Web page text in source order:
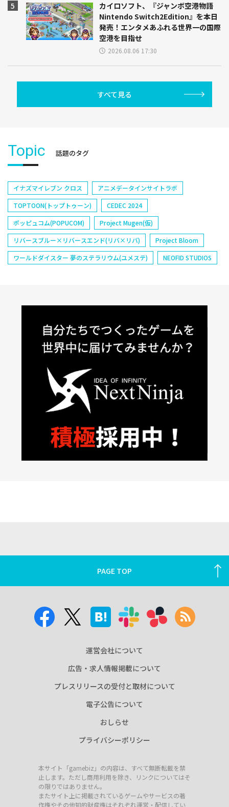
カイロソフト、『ジャンボ空港物語
Nintendo Switch2Edition』を本日
発売！エンタメあふれる世界一の国際
空港を目指せ
2026.08.06 17:30
すべて見る
Topic 話題のタグ
イナズマイレブン クロス
アニメデータインサイトラボ
TOPTOON(トップトゥーン)
CEDEC 2024
ポッピュコム(POPUCOM)
Project Mugen(仮)
リバースブルー×リバースエンド(リバ×リバ)
Project Bloom
ワールドダイスター 夢のステラリウム(ユメステ)
NEOFID STUDIOS
PAGE TOP
運営会社について
広告・求人情報掲載について
プレスリリースの受付と取材について
電子公告について
おしらせ
プライバシーポリシー
本サイト「gamebiz」の内容は、すべて無断転載を禁
止します。ただし商用利用を除き、リンクについてはそ
の限りではありません。
またサイト上に掲載されているゲームやサービスの著
作権やその他知的財産権はそれぞれ運営・配信してい